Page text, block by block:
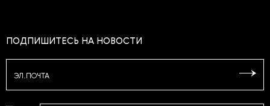
ПОДПИШИТЕСЬ НА НОВОСТИ
ЭЛ.ПОЧТА